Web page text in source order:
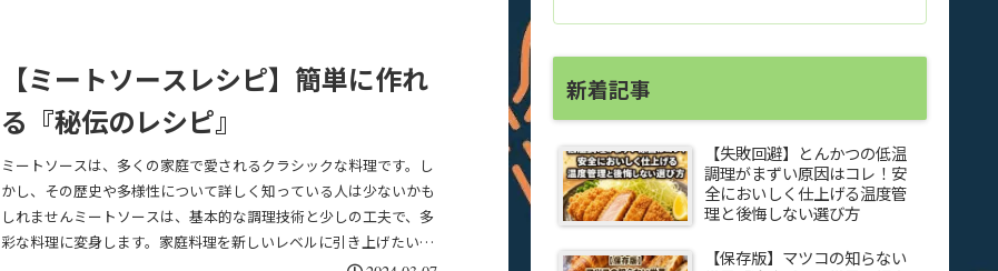
【ミートソースレシピ】簡単に作れ
る『秘伝のレシピ』
ミートソースは、多くの家庭で愛されるクラシックな料理です。し
かし、その歴史や多様性について詳しく知っている人は少ないかも
しれませんミートソースは、基本的な調理技術と少しの工夫で、多
彩な料理に変身します。家庭料理を新しいレベルに引き上げたい方
新着記事
【失敗回避】とんかつの低温
調理がまずい原因はコレ！安
全においしく仕上げる温度管
理と後悔しない選び方
【保存版】マツコの知らない